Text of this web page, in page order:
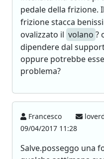
pedale della frizione. Il
frizione stacca
ovalizzato il volano ?
dipendere dal
oppure potrebbe
problema?
Francesco
09/04/2017 11:28
Salve.posseggo una